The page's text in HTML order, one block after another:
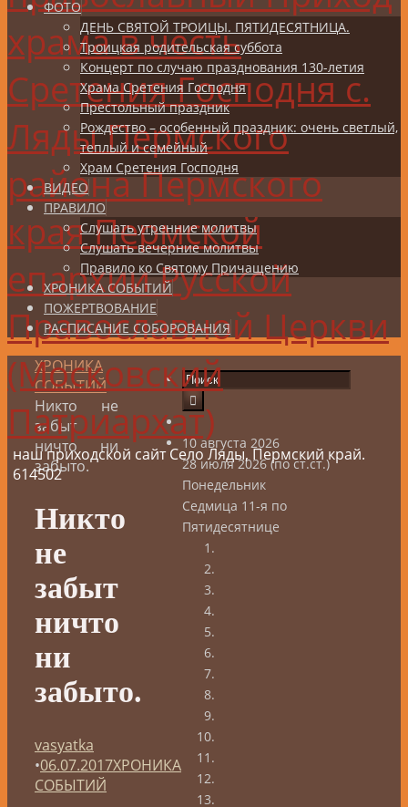
храма в честь
Сретения Господня с.
Ляды Пермского
района Пермского
края Пермской
епархии Русской
Православной Церкви
(Московский
Патриархат)
наш приходской сайт Село Ляды, Пермский край.
614502
ФОТО
ДЕНЬ СВЯТОЙ ТРОИЦЫ. ПЯТИДЕСЯТНИЦА.
Троицкая родительская суббота
Концерт по случаю празднования 130-летия
Храма Сретения Господня
Престольный праздник
Рождество – особенный праздник: очень светлый,
теплый и семейный
Храм Сретения Господня
ВИДЕО
ПРАВИЛО
Слушать утренние молитвы
Слушать вечерние молитвы
Правило ко Святому Причащению
ХРОНИКА СОБЫТИЙ
ПОЖЕРТВОВАНИЕ
РАСПИСАНИЕ СОБОРОВАНИЯ
ХРОНИКА
СОБЫТИЙ
Никто не
забыт
ничто ни
забыто.
Никто
не
забыт
ничто
ни
забыто.
vasyatka
•06.07.2017ХРОНИКА
СОБЫТИЙ
10 августа 2026
28 июля 2026 (по ст.ст.)
Понедельник
Седмица 11-я по
Пятидесятнице